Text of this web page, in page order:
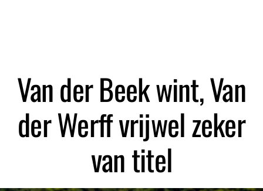
Van der Beek wint, Van
der Werff vrijwel zeker
van titel